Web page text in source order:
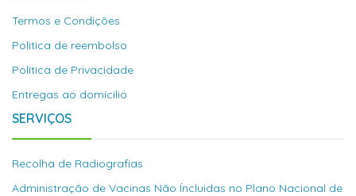
Termos e Condições
Politica de reembolso
Política de Privacidade
Entregas ao domícilio
SERVIÇOS
Recolha de Radiografias
Administração de Vacinas Não Íncluidas no Plano Nacional de